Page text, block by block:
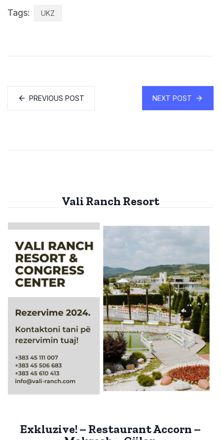
Tags: UKZ
PREVIOUS POST NEXT POST
Vali Ranch Resort
Exkluzive! – Restaurant Accorn –